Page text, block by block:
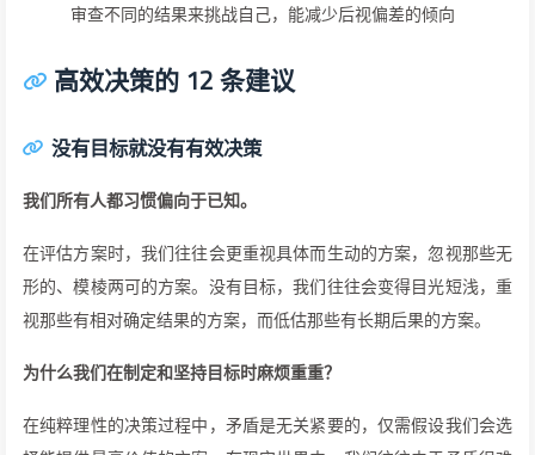
审查不同的结果来挑战自己，能减少后视偏差的倾向
高效决策的 12 条建议
没有目标就没有有效决策
我们所有人都习惯偏向于已知。
在评估方案时，我们往往会更重视具体而生动的方案，忽视那些无
形的、模棱两可的方案。没有目标，我们往往会变得目光短浅，重
视那些有相对确定结果的方案，而低估那些有长期后果的方案。
为什么我们在制定和坚持目标时麻烦重重？
在纯粹理性的决策过程中，矛盾是无关紧要的，仅需假设我们会选